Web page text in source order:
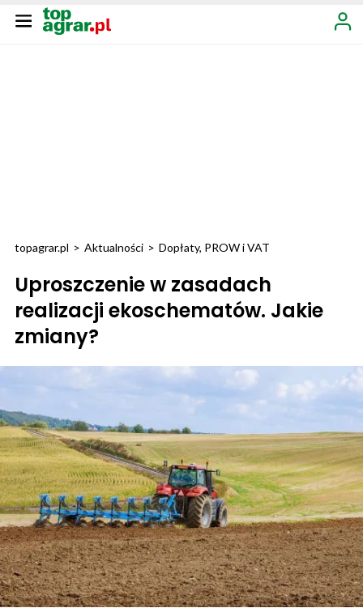
topagrar.pl > Aktualności > Dopłaty, PROW i VAT
Uproszczenie w zasadach
realizacji ekoschematów. Jakie
zmiany?